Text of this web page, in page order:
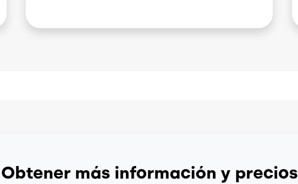
Obtener más información y precios